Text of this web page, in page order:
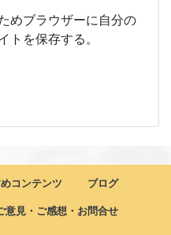
めブラウザーに自分の
トを保存する。
コンテンツ ブログ
意見・ご感想・お問合せ